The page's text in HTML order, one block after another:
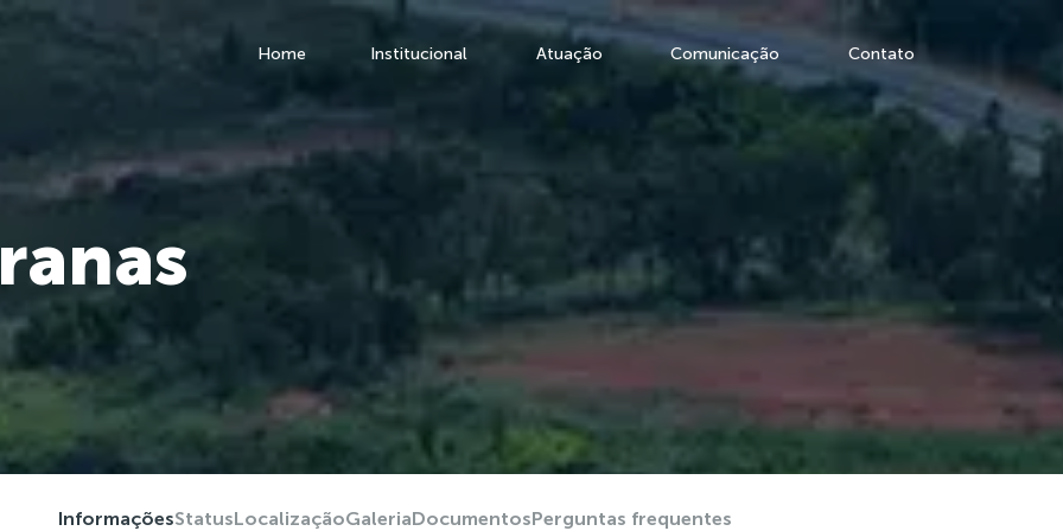
Home Institucional Atuação Comunicação Contato
InformaçõesStatusLocalizaçãoGaleriaDocumentosPerguntas frequentes